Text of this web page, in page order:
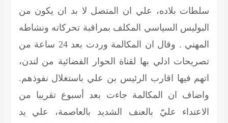
سلطات بلاده، علي ان المتصل لا بد ان يكون من
البوليس السياسي المكلف بمراقبة تحركاته ونشاطه
المهني . وقال ان المكالمة وردت بعد 24 ساعة من
تصريحات ادلي بها لقناة الحوار الفضائية من لندن،
اتهم فيها اقارب الرئيس بن علي باستغلال نفوذهم.
واضاف ان المكالمة جاءت بعد أسبوع تقريبا من
الاعتداء عليّ بالعنف الشديد بالعاصمة، علي يد